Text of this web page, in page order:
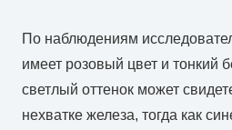
По наблюдениям
имеет розовый цвет и тонкий
светлый оттенок может
нехватке железа, тогда как